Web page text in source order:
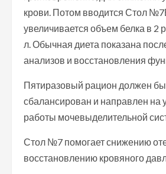
крови. Потом вводится Стол
увеличивается объем белка в 2
л. Обычная диета показана
анализов и восстановления
Пятиразовый рацион должен
сбалансирован и направлен на
работы мочевыделительной
Стол №7 помогает снижению
восстановлению кровяного